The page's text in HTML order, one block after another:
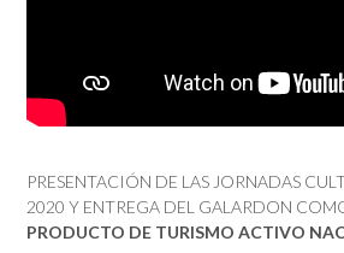
PRESENTACIÓN DE LAS JORNADAS
2020 Y ENTREGA DEL GALARDON
PRODUCTO DE TURISMO ACTIVO